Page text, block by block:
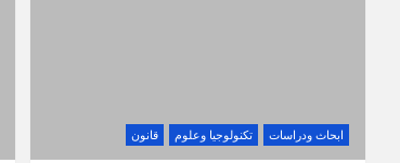
ابحاث ودراسات تكنولوجيا وعلوم قانون